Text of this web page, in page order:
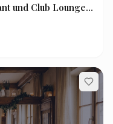
und Club Lounge